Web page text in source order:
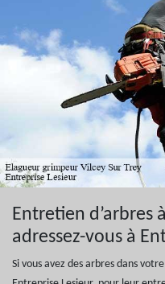
Entretien d’arbres
adressez-vous à
Si vous avez des arbres dans